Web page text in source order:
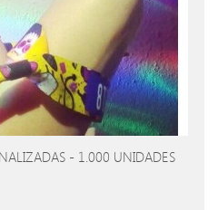
- 1.000 UNIDADES